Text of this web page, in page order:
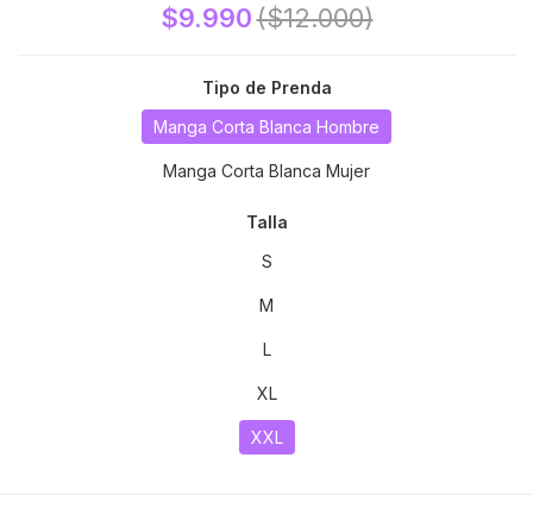
$9.990($12.000)
Tipo de Prenda
Manga Corta Blanca Hombre
Manga Corta Blanca Mujer
Talla
S
M
L
XL
XXL